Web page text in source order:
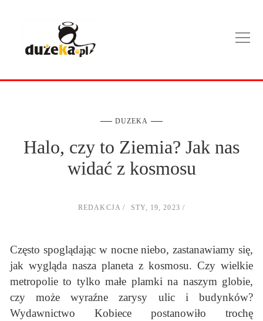
DUZEKA
Halo, czy to Ziemia? Jak nas
widać z kosmosu
REDAKCJA STY, 19, 2023
Często spoglądając w nocne niebo, zastanawiamy się,
jak wygląda nasza planeta z kosmosu. Czy wielkie
metropolie to tylko małe plamki na naszym globie,
czy może wyraźne zarysy ulic i budynków?
Wydawnictwo Kobiece postanowiło trochę